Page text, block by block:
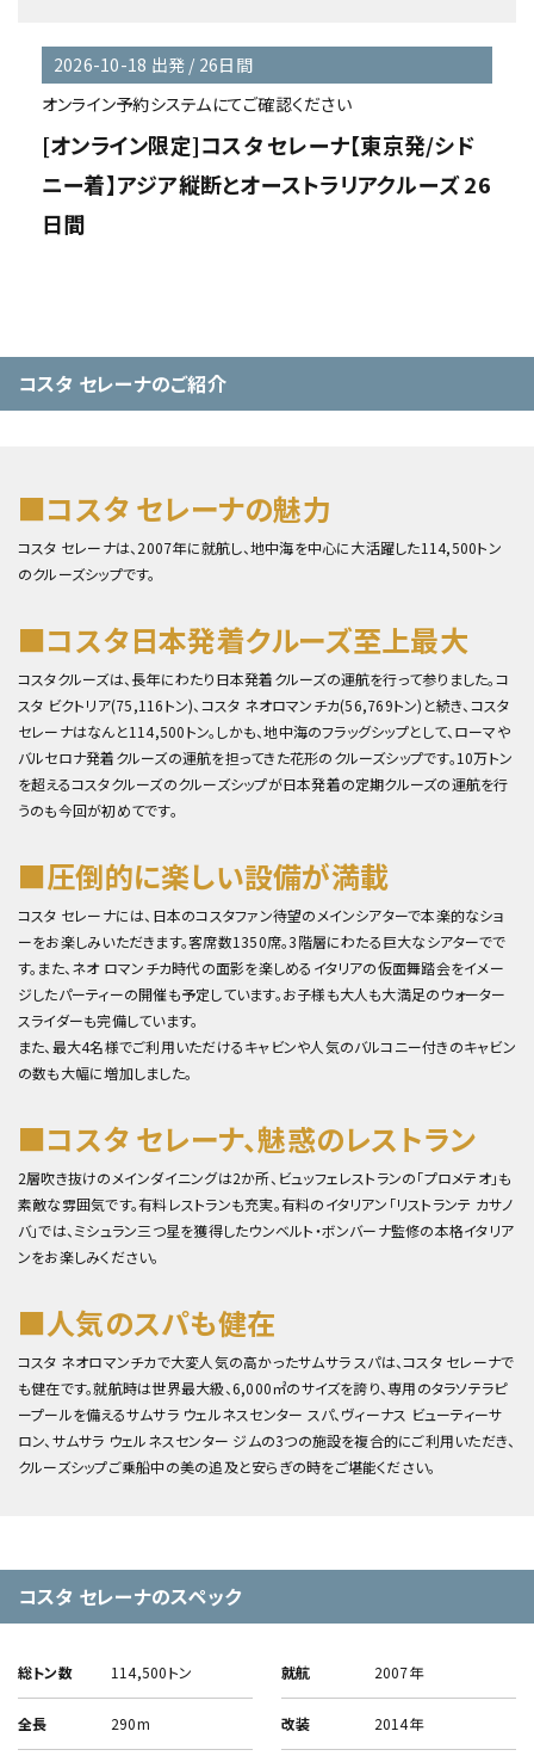
2026-10-18 出発 / 26日間
オンライン予約システムにてご確認ください
[オンライン限定]コスタ セレーナ【東京発/シド
ニー着】アジア縦断とオーストラリアクルーズ 26
日間
コスタ セレーナのご紹介
■コスタ セレーナの魅力
コスタ セレーナは、2007年に就航し、地中海を中心に大活躍した114,500トン
のクルーズシップです。
■コスタ日本発着クルーズ至上最大
コスタクルーズは、長年にわたり日本発着クルーズの運航を行って参りました。コ
スタ ビクトリア(75,116トン)、コスタ ネオロマンチカ(56,769トン)と続き、コスタ
セレーナはなんと114,500トン。しかも、地中海のフラッグシップとして、ローマや
バルセロナ発着クルーズの運航を担ってきた花形のクルーズシップです。10万トン
を超えるコスタクルーズのクルーズシップが日本発着の定期クルーズの運航を行
うのも今回が初めてです。
■圧倒的に楽しい設備が満載
コスタ セレーナには、日本のコスタファン待望のメインシアターで本楽的なショ
ーをお楽しみいただきます。客席数1350席。3階層にわたる巨大なシアターでで
す。また、ネオ ロマンチカ時代の面影を楽しめるイタリアの仮面舞踏会をイメー
ジしたパーティーの開催も予定しています。お子様も大人も大満足のウォーター
スライダーも完備しています。
また、最大4名様でご利用いただけるキャビンや人気のバルコニー付きのキャビン
の数も大幅に増加しました。
■コスタ セレーナ、魅惑のレストラン
2層吹き抜けのメインダイニングは2か所、ビュッフェレストランの「プロメテオ」も
素敵な雰囲気です。有料レストランも充実。有料のイタリアン「リストランテ カサノ
バ」では、ミシュラン三つ星を獲得したウンベルト・ボンバーナ監修の本格イタリア
ンをお楽しみください。
■人気のスパも健在
コスタ ネオロマンチカで大変人気の高かったサムサラ スパは、コスタ セレーナで
も健在です。就航時は世界最大級、6,000㎡のサイズを誇り、専用のタラソテラピ
ープールを備えるサムサラ ウェルネスセンター スパ、ヴィーナス ビューティーサ
ロン、サムサラ ウェルネスセンター ジムの3つの施設を複合的にご利用いただき、
クルーズシップご乗船中の美の追及と安らぎの時をご堪能ください。
コスタ セレーナのスペック
総トン数 114,500トン
全長 290m
就航 2007年
改装 2014年